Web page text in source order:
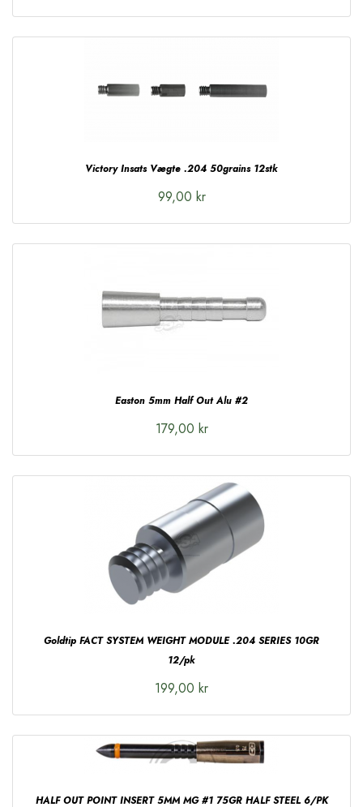
Victory Insats Vægte .204 50grains 12stk
99,00 kr
Easton 5mm Half Out Alu #2
179,00 kr
Goldtip FACT SYSTEM WEIGHT MODULE .204 SERIES 10GR
12/pk
199,00 kr
HALF OUT POINT INSERT 5MM MG #1 75GR HALF STEEL 6/PK